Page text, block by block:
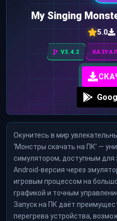
My Singing
5.0
V3.4.2
Окунитесь в мир
‘Монстры скачать на ПК’ —
симулятором, доступным для
Android-версия через
игровым процессом на
графикой и точным
Запуск на ПК даёт
перегрева устройства,